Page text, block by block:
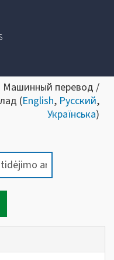
Машинный перевод /
(English, Русский,
Українська)